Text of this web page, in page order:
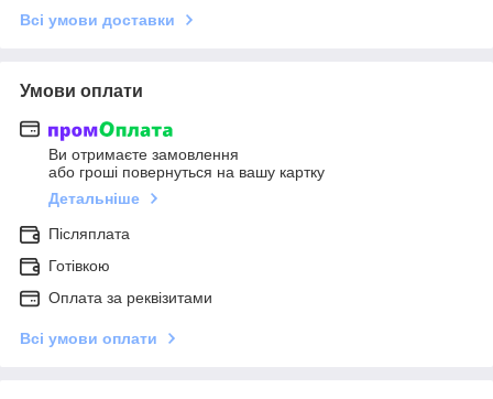
Всі умови доставки
Умови оплати
Ви отримаєте замовлення
або гроші повернуться на вашу картку
Детальніше
Післяплата
Готівкою
Оплата за реквізитами
Всі умови оплати